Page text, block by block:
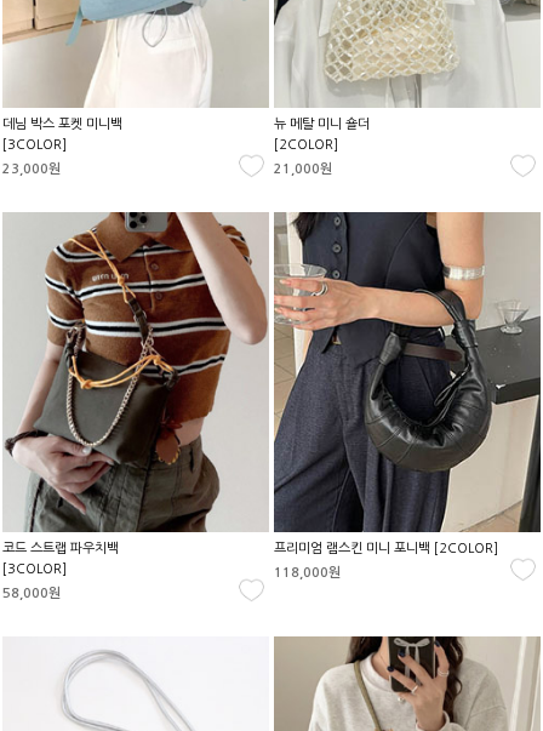
데님 박스 포켓 미니백
[3COLOR]
23,000원
뉴 메탈 미니 숄더
[2COLOR]
21,000원
코드 스트랩 파우치백
[3COLOR]
58,000원
프리미엄 램스킨 미니 포니백 [2COLOR]
118,000원